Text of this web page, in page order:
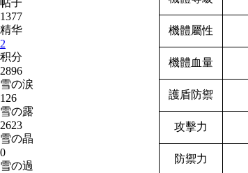
帖子
1377
精华
2
积分
2896
雪の涙
126
雪の露
2623
雪の晶
0
雪の過
機體屬性
機體血量
護盾防禦
攻擊力
防禦力